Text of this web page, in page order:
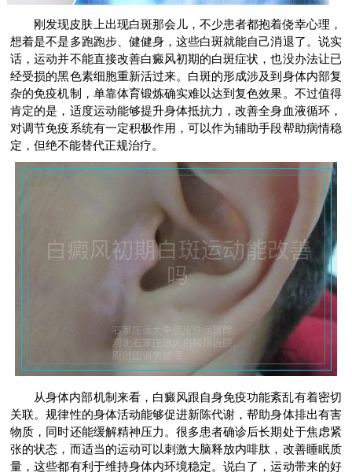
刚发现皮肤上出现白斑那会儿，不少患者都抱着侥幸心理，
想着是不是多跑跑步、健健身，这些白斑就能自己消退了。说实
话，运动并不能直接改善白癜风初期的白斑症状，也没办法让已
经受损的黑色素细胞重新活过来。白斑的形成涉及到身体内部复
杂的免疫机制，单靠体育锻炼确实难以达到复色效果。不过值得
肯定的是，适度运动能够提升身体抵抗力，改善全身血液循环，
对调节免疫系统有一定积极作用，可以作为辅助手段帮助病情稳
定，但绝不能替代正规治疗。
从身体内部机制来看，白癜风跟自身免疫功能紊乱有着密切
关联。规律性的身体活动能够促进新陈代谢，帮助身体排出有害
物质，同时还能缓解精神压力。很多患者确诊后长期处于焦虑紧
张的状态，而适当的运动可以刺激大脑释放内啡肽，改善睡眠质
量，这些都有利于维持身体内环境稳定。说白了，运动带来的好